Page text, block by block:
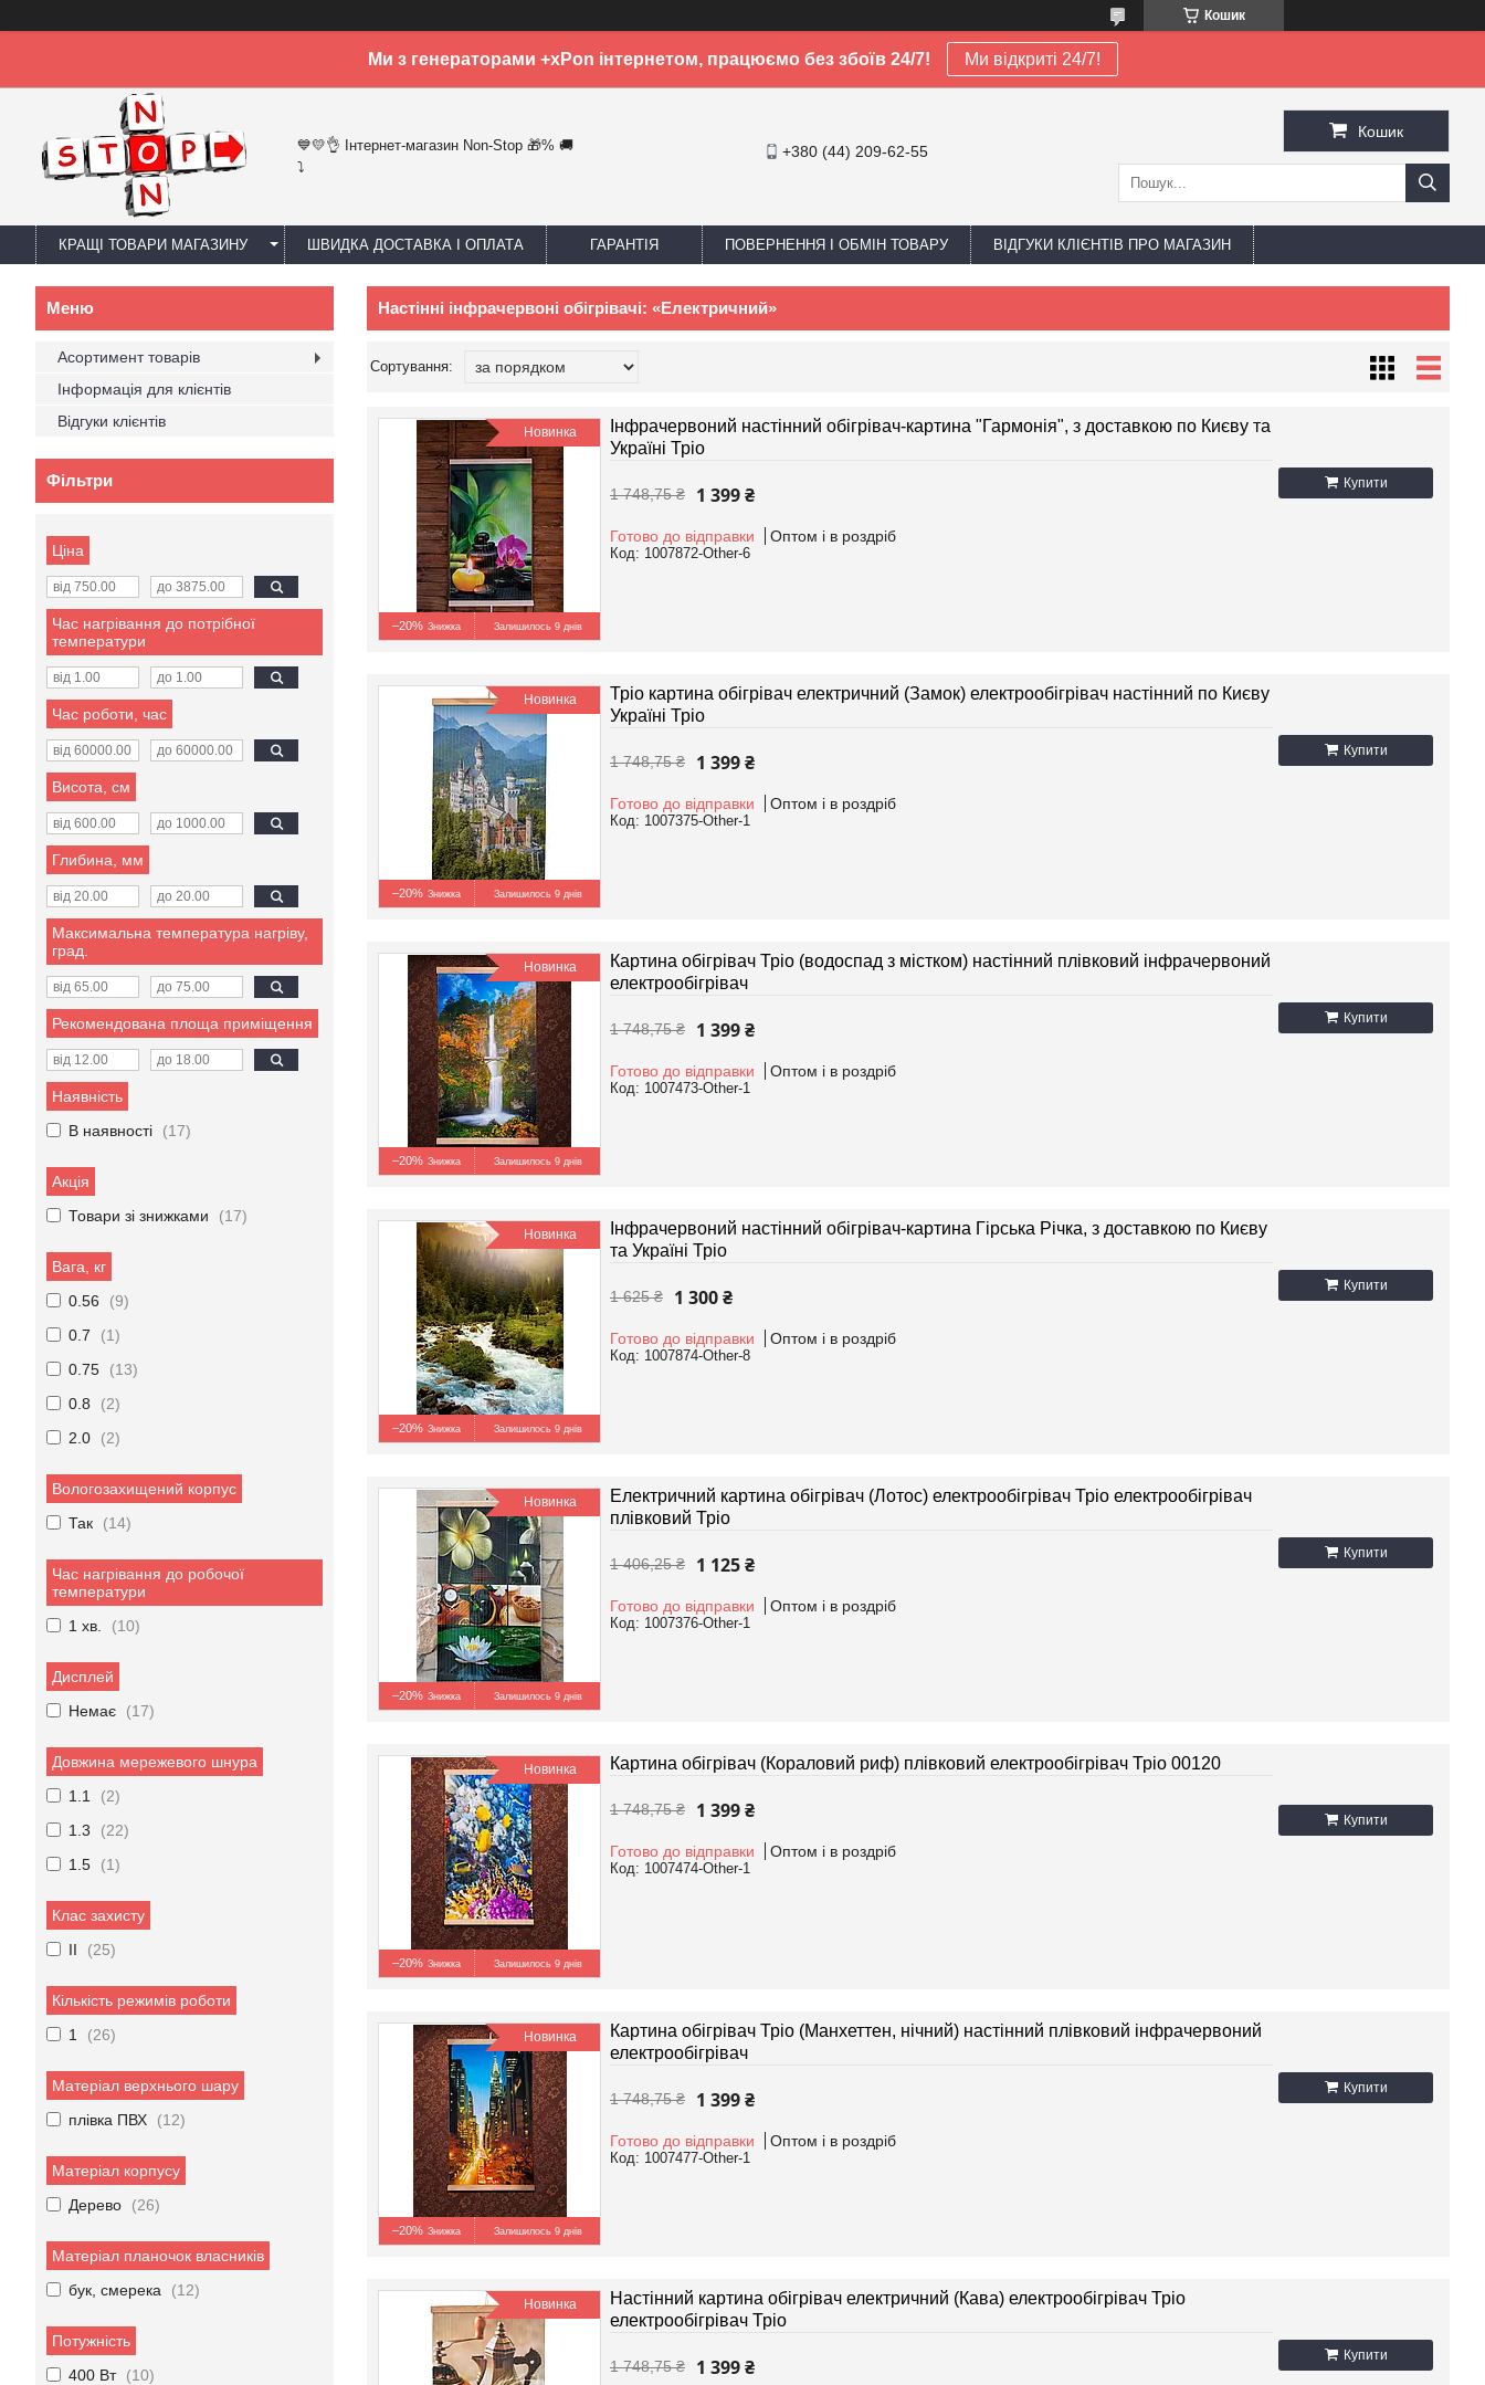
Кошик
Ми з генераторами +xPon інтернетом, працюємо без збоїв 24/7! Ми відкриті 24/7!
💙💛👌 Інтернет-магазин Non-Stop 🎁% 🚚
⤵
+380 (44) 209-62-55
Кошик
КРАЩІ ТОВАРИ МАГАЗИНУ ШВИДКА ДОСТАВКА І ОПЛАТА ГАРАНТІЯ ПОВЕРНЕННЯ І ОБМІН ТОВАРУ ВІДГУКИ КЛІЄНТІВ ПРО МАГАЗИН
Настінні інфрачервоні обігрівачі: «Електричний»
Новинка
–20% Залишилось 9 днів
Купити
Інфрачервоний настінний обігрівач-картина "Гармонія", з доставкою по Києву та
Україні Тріо
1 748,75 ₴ 1 399 ₴
Готово до відправки Оптом і в роздріб
1007872-Other-6
Новинка
–20% Залишилось 9 днів
Купити
Тріо картина обігрівач електричний (Замок) електрообігрівач настінний по Києву
Україні Тріо
1 748,75 ₴ 1 399 ₴
Готово до відправки Оптом і в роздріб
1007375-Other-1
Новинка
–20% Залишилось 9 днів
Купити
Картина обігрівач Тріо (водоспад з містком) настінний плівковий інфрачервоний
електрообігрівач
1 748,75 ₴ 1 399 ₴
Готово до відправки Оптом і в роздріб
1007473-Other-1
Новинка
–20% Залишилось 9 днів
Купити
Інфрачервоний настінний обігрівач-картина Гірська Річка, з доставкою по Києву
та Україні Тріо
1 625 ₴ 1 300 ₴
Готово до відправки Оптом і в роздріб
1007874-Other-8
Новинка
–20% Залишилось 9 днів
Купити
Електричний картина обігрівач (Лотос) електрообігрівач Тріо електрообігрівач
плівковий Тріо
1 406,25 ₴ 1 125 ₴
Готово до відправки Оптом і в роздріб
1007376-Other-1
Новинка
–20% Залишилось 9 днів
Купити
Картина обігрівач (Кораловий риф) плівковий електрообігрівач Тріо 00120
1 748,75 ₴ 1 399 ₴
Готово до відправки Оптом і в роздріб
1007474-Other-1
Новинка
–20% Залишилось 9 днів
Купити
Картина обігрівач Тріо (Манхеттен, нічний) настінний плівковий інфрачервоний
електрообігрівач
1 748,75 ₴ 1 399 ₴
Готово до відправки Оптом і в роздріб
1007477-Other-1
Новинка
Купити
Настінний картина обігрівач електричний (Кава) електрообігрівач Тріо
електрообігрівач Тріо
1 748,75 ₴ 1 399 ₴
Асортимент товарів
Інформація для клієнтів
Відгуки клієнтів
Фільтри
Ціна
Час нагрівання до потрібної
температури
Час роботи, час
Висота, см
Глибина, мм
Максимальна температура нагріву,
град.
Рекомендована площа приміщення
Наявність
В наявності
17
Акція
Товари зі знижками
17
Вага, кг
0.56
9
0.7
1
0.75
13
0.8
2
2.0
2
Вологозахищений корпус
Так
14
Час нагрівання до робочої
температури
1 хв.
10
Дисплей
Немає
17
Довжина мережевого шнура
1.1
2
1.3
22
1.5
1
Клас захисту
II
25
Кількість режимів роботи
1
26
Матеріал верхнього шару
плівка ПВХ
12
Матеріал корпусу
Дерево
26
Матеріал планочок власників
бук, смерека
12
Потужність
400 Вт
10